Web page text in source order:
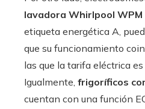
lavadora Whirlpool WPM
etiqueta energética A,
que su funcionamiento
las que la tarifa eléctrica
Igualmente, frigoríficos
cuentan con una función